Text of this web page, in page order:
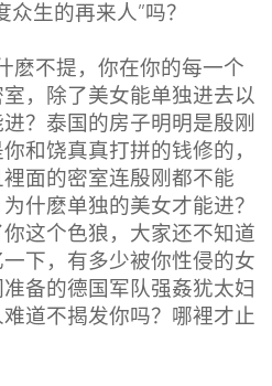
生的再来人”吗？
不提，你在你的每一个
，除了美女能单独进去以
？泰国的房子明明是殷刚
和饶真真打拼的钱修的，
面的密室连殷刚都不能
什麽单独的美女才能进？
这个色狼，大家还不知道
下，有多少被你性侵的女
备的德国军队强姦犹太妇
道不揭发你吗？哪裡才止